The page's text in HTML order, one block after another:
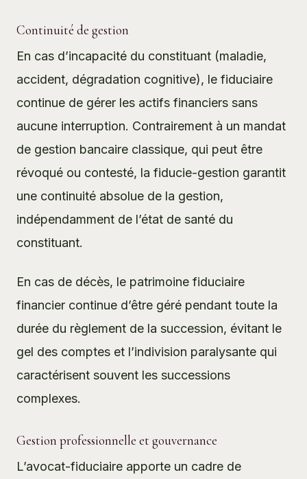
Continuité de gestion
En cas d’incapacité du constituant (maladie,
accident, dégradation cognitive), le fiduciaire
continue de gérer les actifs financiers sans
aucune interruption. Contrairement à un mandat
de gestion bancaire classique, qui peut être
révoqué ou contesté, la fiducie-gestion garantit
une continuité absolue de la gestion,
indépendamment de l’état de santé du
constituant.
En cas de décès, le patrimoine fiduciaire
financier continue d’être géré pendant toute la
durée du règlement de la succession, évitant le
gel des comptes et l’indivision paralysante qui
caractérisent souvent les successions
complexes.
Gestion professionnelle et gouvernance
L’avocat-fiduciaire apporte un cadre de